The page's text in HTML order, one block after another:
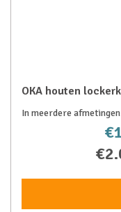
OKA houten
In meerdere